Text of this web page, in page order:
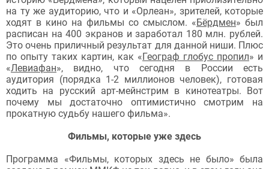
на ту же аудиторию, что и «Орлеан», зрителей, которые
ходят в кино на фильмы со смыслом. «Бёрдмен» был
расписан на 400 экранов и заработал 180 млн. рублей.
Это очень приличный результат для данной ниши. Плюс
по опыту таких картин, как «Географ глобус пропил» и
«Левиафан», видно, что сегодня в России есть
аудитория (порядка 1-2 миллионов человек), готовая
ходить на русский арт-мейнстрим в кинотеатры. Вот
почему мы достаточно оптимистично смотрим на
прокатную судьбу нашего фильма».
Фильмы, которые уже здесь
Программа «Фильмы, которых здесь не было» была